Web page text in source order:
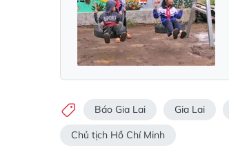
Báo Gia Lai Gia Lai
Chủ tịch Hồ Chí Minh